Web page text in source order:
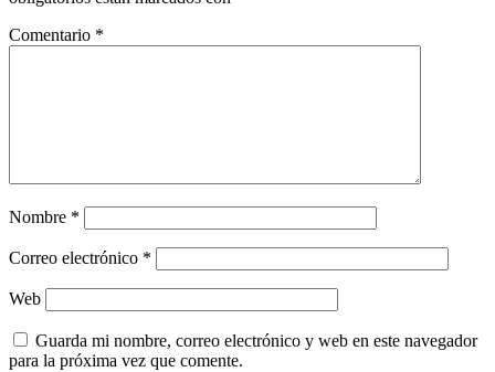
Comentario *
Nombre *
Correo electrónico *
Web
Guarda mi nombre, correo electrónico y web en este navegador
para la próxima vez que comente.